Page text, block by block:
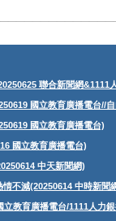
聯合新聞網&1111
國立教育廣播電台//
國立教育廣播電台)
國立教育廣播電台)
中天新聞網)
不減(20250614 中時新聞
教育廣播電台/1111人力